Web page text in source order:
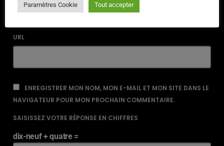
URL
ENREGISTRER MON NOM, MON E-MAIL ET MON SITE DANS LE
NAVIGATEUR POUR MON PROCHAIN COMMENTAIRE.
SAISISSEZ VOTRE RÉPONSE EN CHIFFRES
dix-neuf + quatre =
Paramètres Cookie Tout accepter